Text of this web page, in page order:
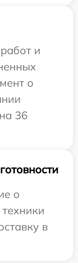
и
о
36
о
в